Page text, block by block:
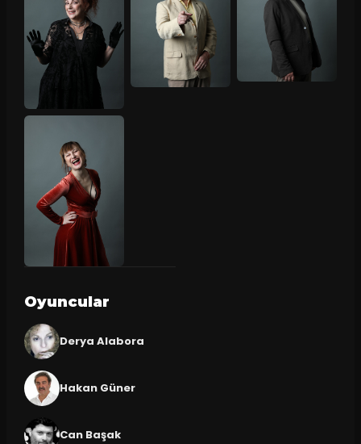
Oyuncular
Derya Alabora
Hakan Güner
Can Başak